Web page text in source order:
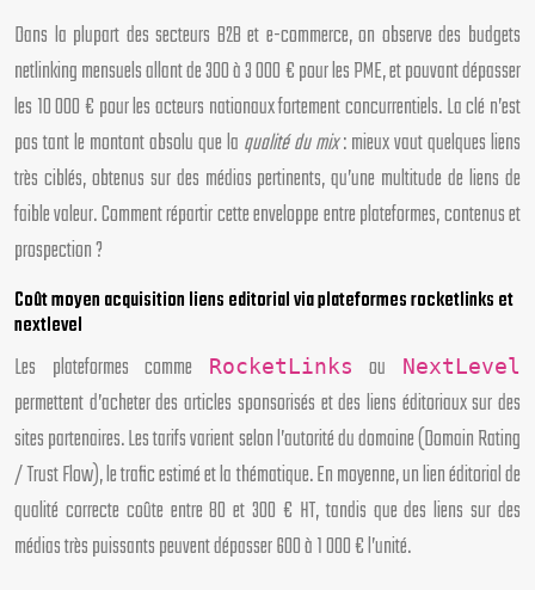
Dans la plupart des secteurs B2B et e-commerce, on observe des budgets
netlinking mensuels allant de 300 à 3 000 € pour les PME, et pouvant dépasser
les 10 000 € pour les acteurs nationaux fortement concurrentiels. La clé n’est
pas tant le montant absolu que la qualité du mix: mieux vaut quelques liens
très ciblés, obtenus sur des médias pertinents, qu’une multitude de liens de
faible valeur. Comment répartir cette enveloppe entre plateformes, contenus et
prospection ?
Coût moyen acquisition liens editorial via plateformes rocketlinks et
nextlevel
Les plateformes comme RocketLinks ou NextLevel
permettent d’acheter des articles sponsorisés et des liens éditoriaux sur des
sites partenaires. Les tarifs varient selon l’autorité du domaine (Domain Rating
/ Trust Flow), le trafic estimé et la thématique. En moyenne, un lien éditorial de
qualité correcte coûte entre 80 et 300 € HT, tandis que des liens sur des
médias très puissants peuvent dépasser 600 à 1 000 € l’unité.